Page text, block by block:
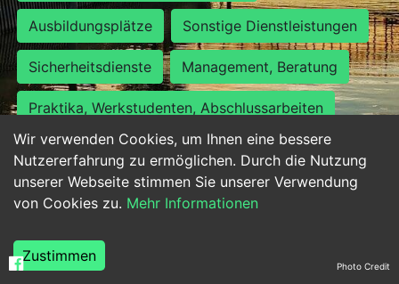
Wir verwenden Cookies, um Ihnen eine bessere
Nutzererfahrung zu ermöglichen. Durch die Nutzung
unserer Webseite stimmen Sie unserer Verwendung
von Cookies zu. Mehr Informationen
Zustimmen
Ausbildungsplätze Sonstige Dienstleistungen
Sicherheitsdienste Management, Beratung
Praktika, Werkstudenten, Abschlussarbeiten
Personalwesen Assistenz, Sekretariat
Hilfskräfte, Aushilfs- und Nebenjobs
Weiterbildung, Studium, duale Ausbildung Photo Credit